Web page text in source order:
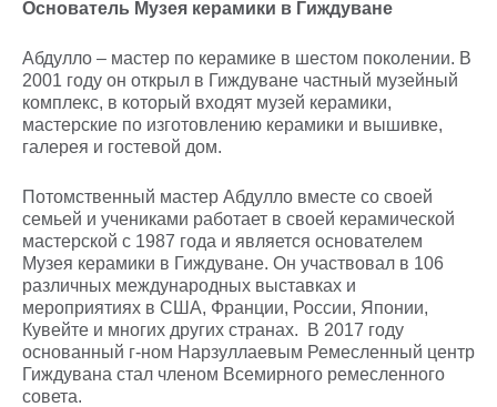
Основатель Музея керамики в Гиждуване
Абдулло – мастер по керамике в шестом поколении. В
2001 году он открыл в Гиждуване частный музейный
комплекс, в который входят музей керамики,
мастерские по изготовлению керамики и вышивке,
галерея и гостевой дом.
Потомственный мастер Абдулло вместе со своей
семьей и учениками работает в своей керамической
мастерской с 1987 года и является основателем
Музея керамики в Гиждуване. Он участвовал в 106
различных международных выставках и
мероприятиях в США, Франции, России, Японии,
Кувейте и многих других странах. В 2017 году
основанный г-ном Нарзуллаевым Ремесленный центр
Гиждувана стал членом Всемирного ремесленного
совета.